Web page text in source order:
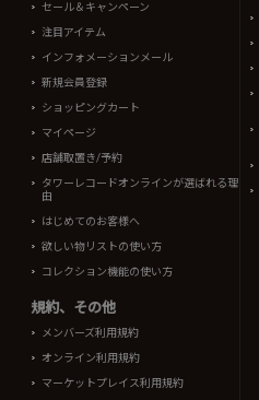
セール＆キャンペーン
注目アイテム
インフォメーションメール
新規会員登録
ショッピングカート
マイページ
店舗取置き/予約
タワーレコードオンラインが選ばれる理
由
はじめてのお客様へ
欲しい物リストの使い方
コレクション機能の使い方
規約、その他
メンバーズ利用規約
オンライン利用規約
マーケットプレイス利用規約